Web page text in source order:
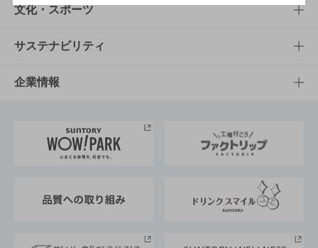
商品一覧
商品発売情報
栄養成分一覧
知る・楽しむTOP
キャンペーン
工場見学
地域情報
文化・スポーツ
文化・スポーツTOP
サントリーホール
サントリーサンバーズ大阪
サステナビリティ
サステナビリティTOP
サントリーが考えるサステナビリティ経営
企業情報
企業概要